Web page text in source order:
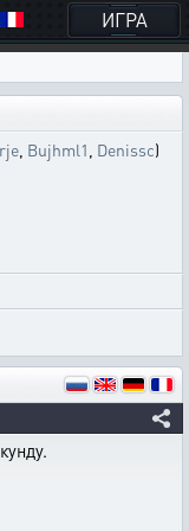
ИГРА
Bujhml1 Denissc)